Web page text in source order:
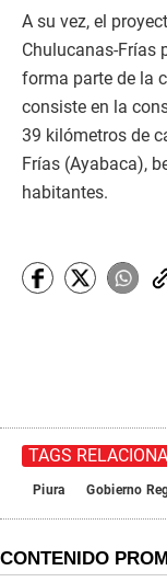
A su vez, el
Chulucanas-Frías
forma parte de la
consiste en la
39 kilómetros de
Frías (Ayabaca),
habitantes.
TAGS
Piura Gobierno